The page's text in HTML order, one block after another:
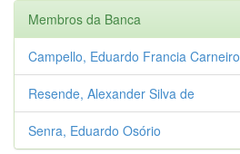
Membros da Banca
Campello, Eduardo Francia Carneiro
Resende, Alexander Silva de
Senra, Eduardo Osório